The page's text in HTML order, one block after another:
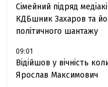
Сімейний підряд
КДБшник Захаров та
політичного шантажу
09:01
Відійшов у вічність
Ярослав Максимович